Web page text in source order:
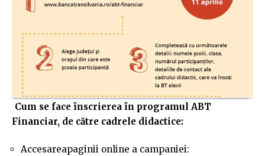
Cum se face înscrierea în programul ABT
Financiar, de către cadrele didactice:
Accesareapaginii online a campaniei: